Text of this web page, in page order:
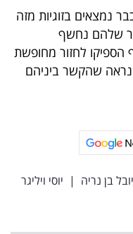
נמצאים בזוגיות מזה
שלהם נחשף
הספיקו לחזור מחופשת
שהקשר ביניהם
יובל בן נריה | יוסי ויליגר